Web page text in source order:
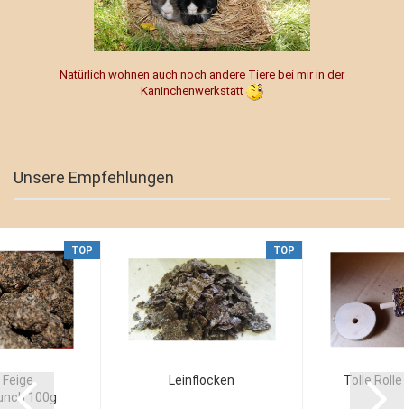
Natürlich wohnen auch noch andere Tiere bei mir in der
Kaninchenwerkstatt
Unsere Empfehlungen
TOP
100g
TOP
Leinflocken Tolle